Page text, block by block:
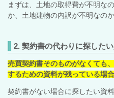
まずは、土地の取得費が不明な
か、土地建物の内訳が不明なの
2. 契約書の代わりに探した
売買契約書そのものがなくても
するための資料が残っている場合
契約書がない場合に探したい資